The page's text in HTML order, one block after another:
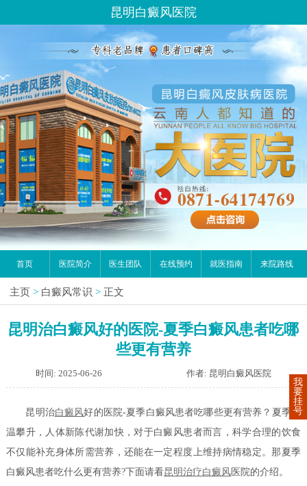
昆明白癜风医院
首页 医院简介 医生团队 在线预约 就医指南 来院路线
主页 > 白癜风常识 > 正文
昆明治白癜风好的医院-夏季白癜风患者吃哪
些更有营养
时间: 2025-06-26 作者: 昆明白癜风医院
昆明治白癜风好的医院-夏季白癜风患者吃哪些更有营养？夏季气
温攀升，人体新陈代谢加快，对于白癜风患者而言，科学合理的饮食
不仅能补充身体所需营养，还能在一定程度上维持病情稳定。那夏季
白癜风患者吃什么更有营养?下面请看昆明治疗白癜风 医院的介绍。
我
要
挂
号